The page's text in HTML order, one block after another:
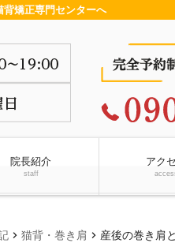
矯正専門センターへ
院長紹介
staff
アク
chevron_right 猫背・巻き肩 chevron_right 産後の巻き肩